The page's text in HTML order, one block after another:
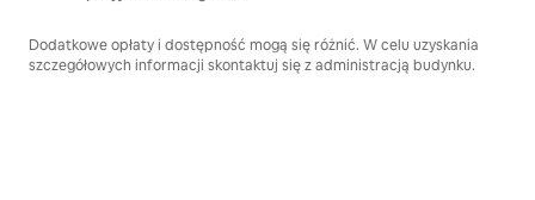
Dodatkowe opłaty i dostępność mogą się różnić. W celu uzyskania
szczegółowych informacji skontaktuj się z administracją budynku.